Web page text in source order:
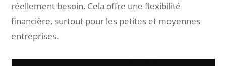
réellement besoin. Cela offre une flexibilité
financière, surtout pour les petites et moyennes
entreprises.